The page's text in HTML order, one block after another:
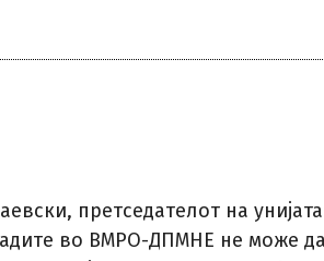
претседателот на
во ВМРО-ДПМНЕ не може